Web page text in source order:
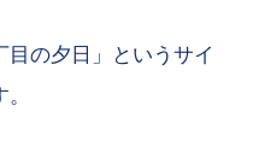
の夕日」というサイ